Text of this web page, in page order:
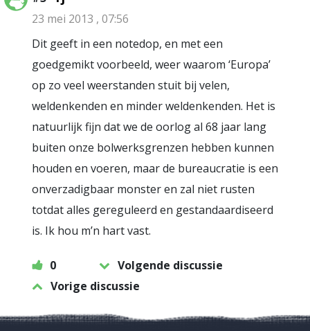
23 mei 2013 , 07:56
Dit geeft in een notedop, en met een
goedgemikt voorbeeld, weer waarom ‘Europa’
op zo veel weerstanden stuit bij velen,
weldenkenden en minder weldenkenden. Het is
natuurlijk fijn dat we de oorlog al 68 jaar lang
buiten onze bolwerksgrenzen hebben kunnen
houden en voeren, maar de bureaucratie is een
onverzadigbaar monster en zal niet rusten
totdat alles gereguleerd en gestandaardiseerd
is. Ik hou m’n hart vast.
0
Volgende discussie
Vorige discussie